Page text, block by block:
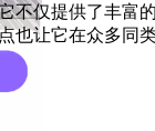
不仅提供了丰
让它在众多同